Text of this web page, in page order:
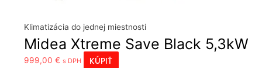
Klimatizácia do jednej miestnosti
Midea Xtreme Save Black 5,3kW
999,00€ s DPH KÚPIŤ